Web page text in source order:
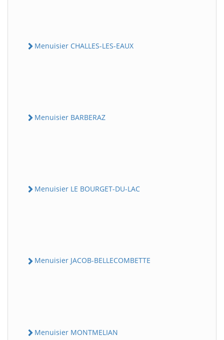
Menuisier CHALLES-LES-EAUX
Menuisier BARBERAZ
Menuisier LE BOURGET-DU-LAC
Menuisier JACOB-BELLECOMBETTE
Menuisier MONTMELIAN